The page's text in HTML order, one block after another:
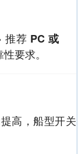
燃最
推荐 PC 或
要求。
高，船型开关